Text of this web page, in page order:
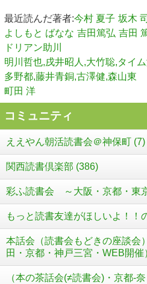
最近読んだ著者:今村 夏子 坂木 司
よしもと ばなな 吉田篤弘 吉田
ドリアン助川
明川哲也,戌井昭人,大竹聡,タイ
多野都,藤井青銅,古澤健,森山東
町田 洋
コミュニティ
ええやん朝活読書会＠神保町 (7)
関西読書倶楽部 (386)
彩ふ読書会 ～大阪・京都・東
もっと読書友達がほしいよ！！
本話会（読書会もどきの座談会
田・京都・神戸三宮・WEB開催
（本の茶話会(≠読書会)・京都-